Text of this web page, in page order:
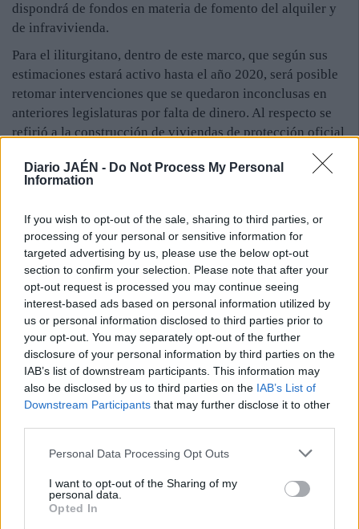
Diario JAÉN - Do Not Process My Personal
Information
If you wish to opt-out of the sale, sharing to third parties, or
processing of your personal or sensitive information for
targeted advertising by us, please use the below opt-out
section to confirm your selection. Please note that after your
opt-out request is processed you may continue seeing
interest-based ads based on personal information utilized by
us or personal information disclosed to third parties prior to
your opt-out. You may separately opt-out of the further
disclosure of your personal information by third parties on the
IAB’s list of downstream participants. This information may
also be disclosed by us to third parties on the IAB’s List of
Downstream Participants that may further disclose it to other
Personal Data Processing Opt Outs
I want to opt-out of the Sharing of my
personal data.
Opted In
dispondrá de fondos en materia de fomento del alquiler y
de infravivienda.
Para el iliturgitano, dentro de este marco, que según sus
estimaciones estará activo hasta el año 2020, será posible
retomar intervenciones que se quedaron inconclusas en
anteriores legislaturas por falta de dinero. Al respecto se
refirió a la construcción de viviendas de protección oficial
indicó que el Ayuntamiento alcalaíno, a través de la
Oficina Técnica, prepara un programa de vivienda propio
ofertará la Junta en el plan marco. Para el alcalde
alcalaíno, en el caso de los "pisos blancos" es muy
positiva la labor que realiza la trabajadora social
municipal, de la que agradeció su implicación. Agregó que
el vecindario disfruta de "un buen parque de viviendas de
la Junta de Andalucía".